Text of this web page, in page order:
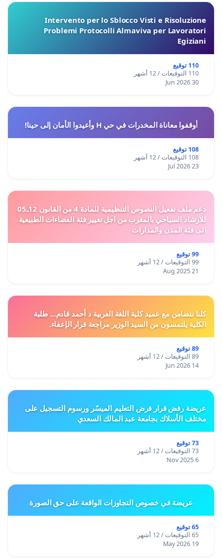
Intervento per lo Sblocco Visti e Risoluzione
Problemi Protocolli Almaviva per Lavoratori
Egiziani
110 توقيع
110 التوقيعات / 12 أشهر
30 Jun 2026
أوقفوا معاناة المخدرات في حي H وأعيدوا الأمان إلى حينا!
108 توقيع
108 التوقيعات / 12 أشهر
23 Jul 2026
دعم ملف تفعيل النصوص التنظيمية للمادة 4 من القانون 12ـ05
للارشاد السياحي بالمغرب من اجل تغيير فئة الفضاءات الطبيعية
الى فئة المدن والمدارات
99 توقيع
99 التوقيعات / 12 أشهر
21 Aug 2025
كلنا نتضامن مع عميد كلية اللغة العربية د أحمد قادم... طلبة
الكلية يلتمسون من السيد الوزير مراجعة قرار الإعفاء.
89 توقيع
89 التوقيعات / 12 أشهر
14 Jun 2026
عريضة رفض قرار فرض التعليم الميسّر ورسوم التسجيل على
مختلف الأسلاك بجامعة عبد المالك السعدي
73 توقيع
73 التوقيعات / 12 أشهر
6 Nov 2025
عريضة في خصوص التجاوزات الواقعة على حق الصورة
65 توقيع
65 التوقيعات / 12 أشهر
19 May 2026